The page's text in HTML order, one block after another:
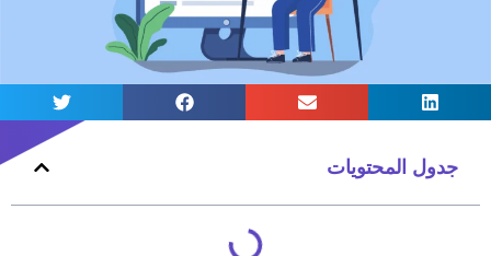
جدول المحتويات